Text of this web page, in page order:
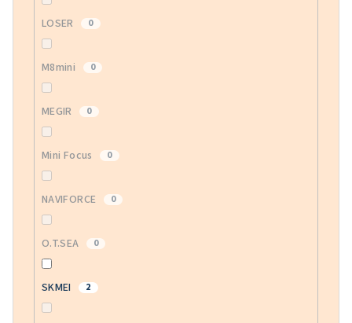
LOSER 0
M8mini 0
MEGIR 0
Mini Focus 0
NAVIFORCE 0
O.T.SEA 0
SKMEI 2